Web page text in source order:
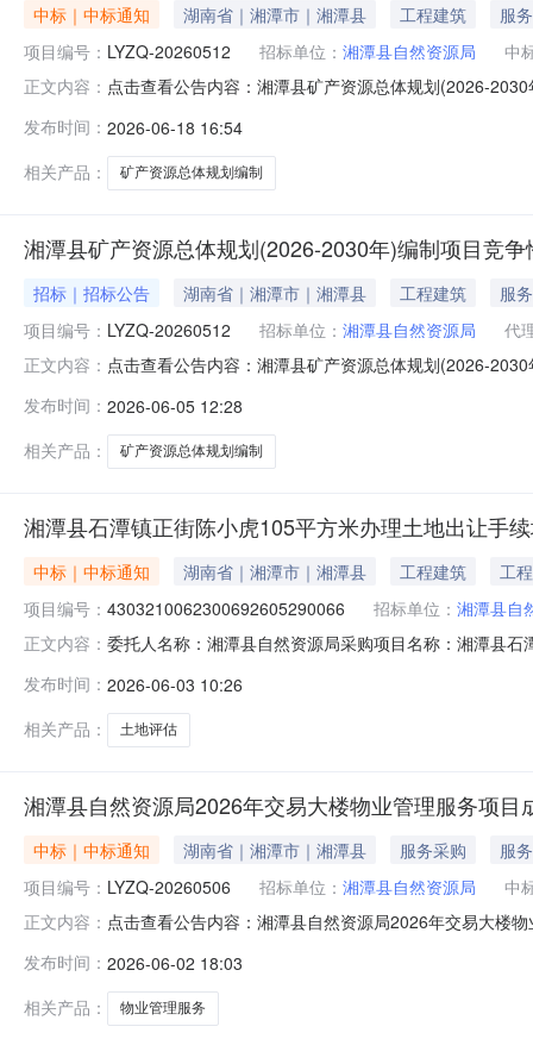
中标｜中标通知 湖南省｜湘潭市｜湘潭县 工程建筑
服务
项目编号： LYZQ-20260512 招标单位： 湘潭县自然资源局
中
正文内容： 点击查看公告内容：湘潭县矿产资源总体规划(2026-
发布时间： 2026-06-18 16:54
相关产品：
矿产资源总体规划编制
湘潭县矿产资源总体规划(2026-2030年)编制项目竞
招标｜招标公告 湖南省｜湘潭市｜湘潭县 工程建筑
服务
项目编号： LYZQ-20260512 招标单位： 湘潭县自然资源局
代
正文内容： 点击查看公告内容：湘潭县矿产资源总体规划(2026-
发布时间： 2026-06-05 12:28
相关产品：
矿产资源总体规划编制
湘潭县石潭镇正街陈小虎105平方米办理土地出让手
中标｜中标通知 湖南省｜湘潭市｜湘潭县 工程建筑
工程
项目编号： 4303210062300692605290066 招标单位： 湘潭县自
正文内容： 委托人名称：湘潭县自然资源局采购项目名称：湘潭县
额说明：服务金额为包干价选取中介方式：竞价选取中
发布时间： 2026-06-03 10:26
相关产品：
土地评估
湘潭县自然资源局2026年交易大楼物业管理服务项目
中标｜中标通知 湖南省｜湘潭市｜湘潭县 服务采购
服务
项目编号： LYZQ-20260506 招标单位： 湘潭县自然资源局
中
正文内容： 点击查看公告内容：湘潭县自然资源局2026年交易大楼
发布时间： 2026-06-02 18:03
相关产品：
物业管理服务